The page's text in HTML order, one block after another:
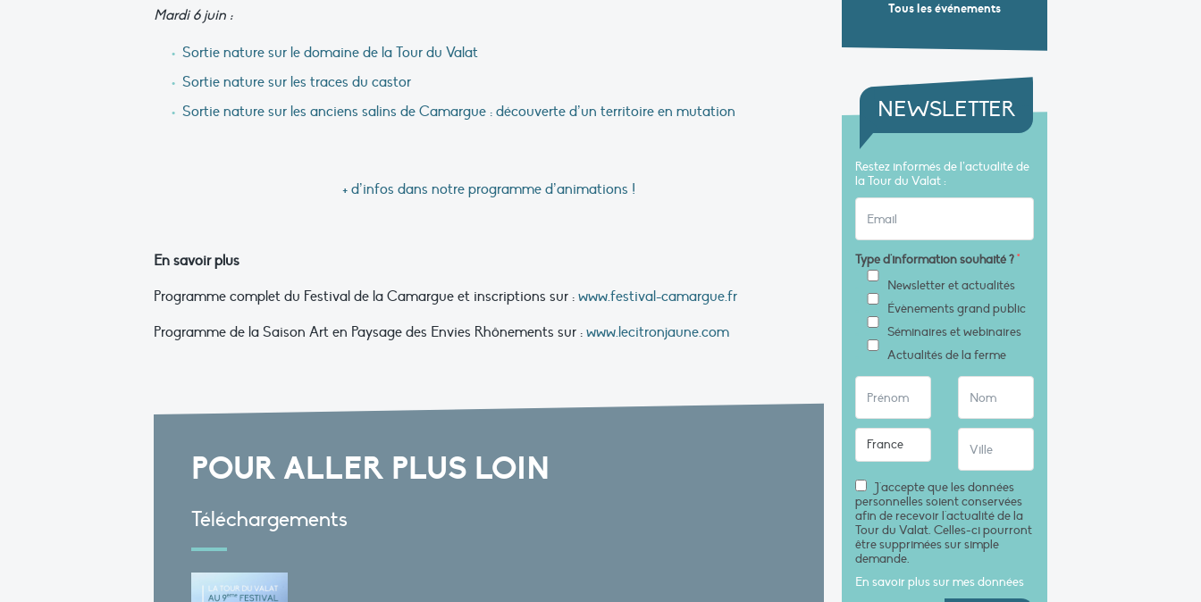
Mardi 6 juin :
Sortie nature sur le domaine de la Tour du Valat
Sortie nature sur les traces du castor
Sortie nature sur les anciens salins de Camargue : découverte d’un territoire en mutation
+ d’infos dans notre programme d’animations !
En savoir plus
Programme complet du Festival de la Camargue et inscriptions sur : www.festival-camargue.fr
Programme de la Saison Art en Paysage des Envies Rhônements sur : www.lecitronjaune.com
POUR ALLER PLUS LOIN
Téléchargements
Tous les événements
NEWSLETTER
Restez informés de l’actualité de
la Tour du Valat :
Type d'information souhaité ?*
Newsletter et actualités
Évènements grand public
Séminaires et webinaires
Actualités de la ferme
J'accepte que les données
personnelles soient conservées
afin de recevoir l'actualité de la
Tour du Valat. Celles-ci pourront
être supprimées sur simple
demande.
En savoir plus sur mes données